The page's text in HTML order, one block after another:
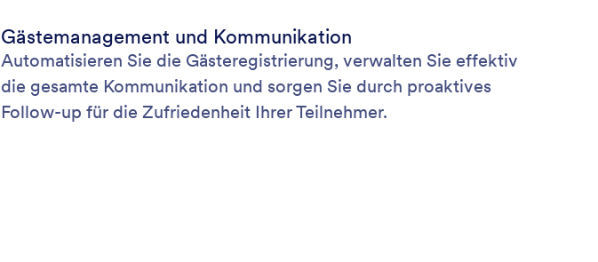
Gästemanagement und Kommunikation
Automatisieren Sie die Gästeregistrierung, verwalten Sie effektiv
die gesamte Kommunikation und sorgen Sie durch proaktives
Follow-up für die Zufriedenheit Ihrer Teilnehmer.